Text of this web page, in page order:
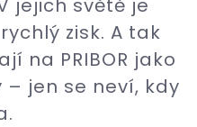
jejich světě je
zisk. A tak
na PRIBOR jako
jen se neví, kdy